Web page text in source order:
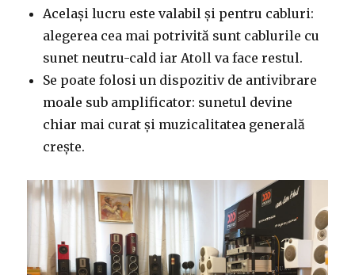
Același lucru este valabil și pentru cabluri:
alegerea cea mai potrivită sunt cablurile cu
sunet neutru-cald iar Atoll va face restul.
Se poate folosi un dispozitiv de antivibrare
moale sub amplificator: sunetul devine
chiar mai curat și muzicalitatea generală
crește.